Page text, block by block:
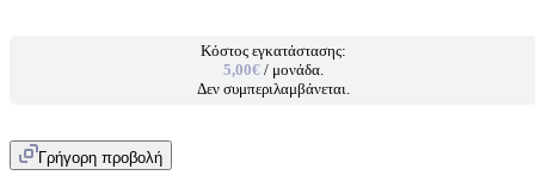
Κόστος εγκατάστασης:
5,00€ / μονάδα.
Δεν συμπεριλαμβάνεται.
Γρήγορη προβολή